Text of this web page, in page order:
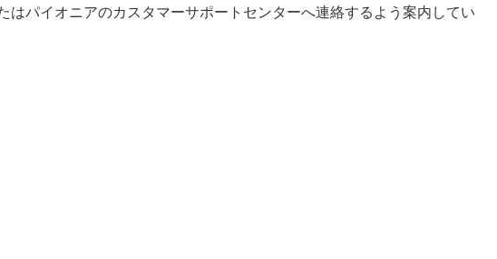
はパイオニアのカスタマーサポートセンターへ連絡するよう案内してい